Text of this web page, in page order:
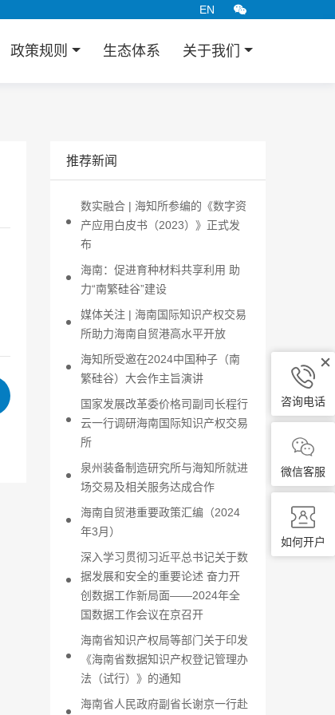
EN
政策规则 生态体系 关于我们
咨询电话
微信客服
如何开户
推荐新闻
数实融合 | 海知所参编的《数字资
产应用白皮书（2023）》正式发
布
海南：促进育种材料共享利用 助
力“南繁硅谷”建设
媒体关注 | 海南国际知识产权交易
所助力海南自贸港高水平开放
海知所受邀在2024中国种子（南
繁硅谷）大会作主旨演讲
国家发展改革委价格司副司长程行
云一行调研海南国际知识产权交易
所
泉州装备制造研究所与海知所就进
场交易及相关服务达成合作
海南自贸港重要政策汇编（2024
年3月）
深入学习贯彻习近平总书记关于数
据发展和安全的重要论述 奋力开
创数据工作新局面——2024年全
国数据工作会议在京召开
海南省知识产权局等部门关于印发
《海南省数据知识产权登记管理办
法（试行）》的通知
海南省人民政府副省长谢京一行赴